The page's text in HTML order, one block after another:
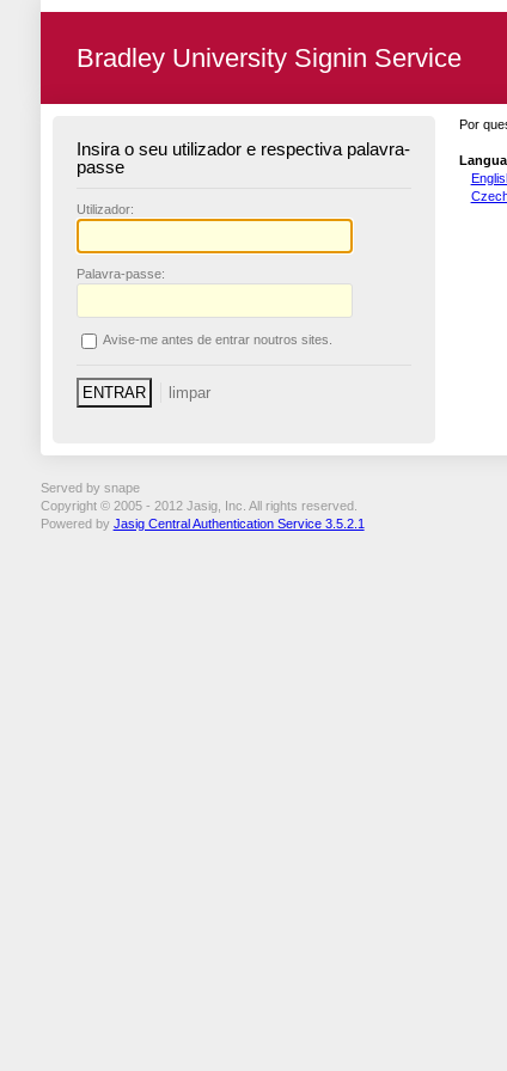
Bradley University Signin Service
Insira o seu utilizador e respectiva palavra-
passe
Utilizador:
Palavra-passe:
Avise-me antes de entrar noutros sites.
Por
Served by snape
Copyright © 2005 - 2012 Jasig, Inc. All rights reserved.
Powered by Jasig Central Authentication Service 3.5.2.1